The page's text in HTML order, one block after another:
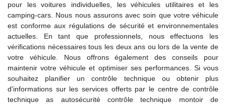
pour les voitures individuelles, les véhicules utilitaires et les
camping-cars. Nous nous assurons avec soin que votre véhicule
est conforme aux régulations de sécurité et environnementales
actuelles. En tant que professionnels, nous effectuons les
vérifications nécessaires tous les deux ans ou lors de la vente de
votre véhicule. Nous offrons également des conseils pour
maintenir votre véhicule et optimiser ses performances. Si vous
souhaitez planifier un contrôle technique ou obtenir plus
d'informations sur les services offerts par le centre de contrôle
technique as autosécurité contrôle technique montoir de